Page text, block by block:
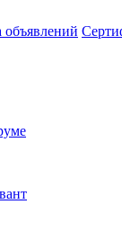
объявлений